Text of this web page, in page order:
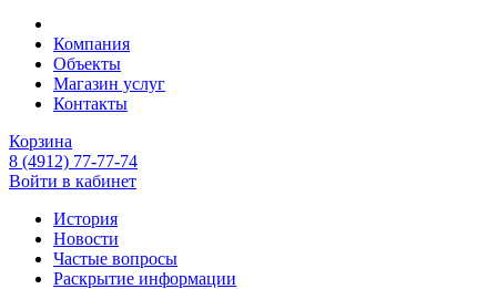
Компания
Объекты
Магазин услуг
Контакты
Корзина
8 (4912) 77-77-74
Войти в кабинет
История
Новости
Частые вопросы
Раскрытие информации